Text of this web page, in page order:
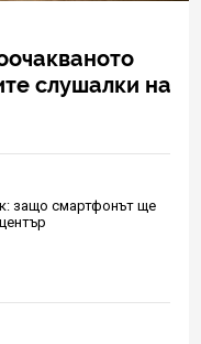
слушалки на
защо смартфонът ще